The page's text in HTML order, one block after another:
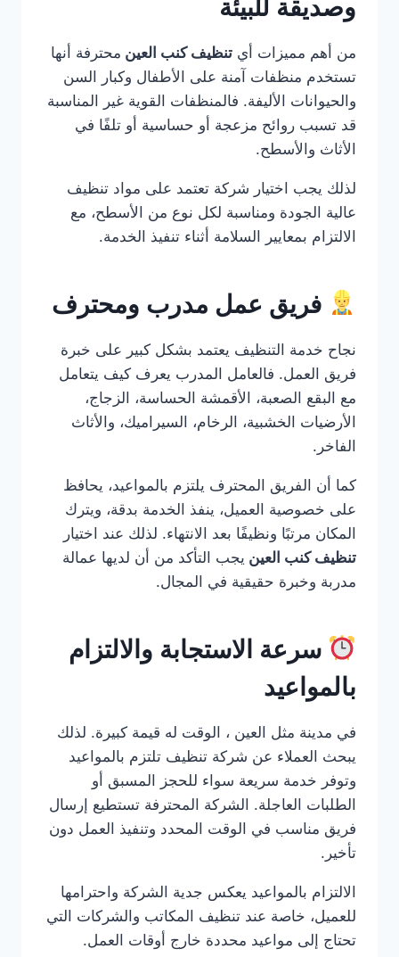
وصديقة للبيئة
من أهم مميزات أي تنظيف كنب العين محترفة أنها
تستخدم منظفات آمنة على الأطفال وكبار السن
والحيوانات الأليفة. فالمنظفات القوية غير المناسبة
قد تسبب روائح مزعجة أو حساسية أو تلفًا في
الأثاث والأسطح.
لذلك يجب اختيار شركة تعتمد على مواد تنظيف
عالية الجودة ومناسبة لكل نوع من الأسطح، مع
الالتزام بمعايير السلامة أثناء تنفيذ الخدمة.
فريق عمل مدرب ومحترف
نجاح خدمة التنظيف يعتمد بشكل كبير على خبرة
فريق العمل. فالعامل المدرب يعرف كيف يتعامل
مع البقع الصعبة، الأقمشة الحساسة، الزجاج،
الأرضيات الخشبية، الرخام، السيراميك، والأثاث
الفاخر.
كما أن الفريق المحترف يلتزم بالمواعيد، يحافظ
على خصوصية العميل، ينفذ الخدمة بدقة، ويترك
المكان مرتبًا ونظيفًا بعد الانتهاء. لذلك عند اختيار
تنظيف كنب العين يجب التأكد من أن لديها عمالة
مدربة وخبرة حقيقية في المجال.
سرعة الاستجابة والالتزام
بالمواعيد
في مدينة مثل العين ، الوقت له قيمة كبيرة. لذلك
يبحث العملاء عن شركة تنظيف تلتزم بالمواعيد
وتوفر خدمة سريعة سواء للحجز المسبق أو
الطلبات العاجلة. الشركة المحترفة تستطيع إرسال
فريق مناسب في الوقت المحدد وتنفيذ العمل دون
تأخير.
الالتزام بالمواعيد يعكس جدية الشركة واحترامها
للعميل، خاصة عند تنظيف المكاتب والشركات التي
تحتاج إلى مواعيد محددة خارج أوقات العمل.